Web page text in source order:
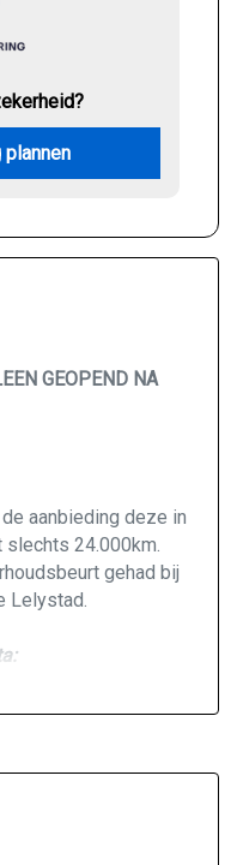
plannen
GEOPEND NA
aanbieding deze in
slechts 24.000km.
gehad bij
Lelystad.